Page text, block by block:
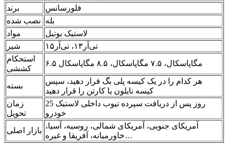
برند
فلورسانس
نصب شده
بله
مواد
لاستیک بوتیل
شیر
تی‌آر۱۳، تی‌آر۱۵
استحکام
کششی
۶.۵ مگاپاسکال، ۷.۵ مگاپاسکال، ۸.۵ مگاپاسکال
بسته
هر کدام را در یک کیسه پلی بگ قرار دهید، سپس
کیسه نایلون یا کارتن را قرار دهید
زمان
تحویل
25 روز پس از دریافت سپرده تیوب داخلی لاستیک
خودرو
بازار اصلی
آمریکای جنوبی، آمریکای شمالی، روسیه، آسیا،
خاورمیانه، آفریقا و غیره…